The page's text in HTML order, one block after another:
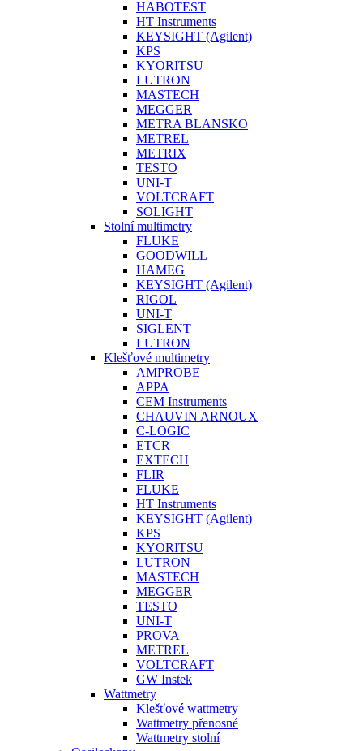
HABOTEST
HT Instruments
KEYSIGHT (Agilent)
KPS
KYORITSU
LUTRON
MASTECH
MEGGER
METRA BLANSKO
METREL
METRIX
TESTO
UNI-T
VOLTCRAFT
SOLIGHT
Stolní multimetry
FLUKE
GOODWILL
HAMEG
KEYSIGHT (Agilent)
RIGOL
UNI-T
SIGLENT
LUTRON
Klešťové multimetry
AMPROBE
APPA
CEM Instruments
CHAUVIN ARNOUX
C-LOGIC
ETCR
EXTECH
FLIR
FLUKE
HT Instruments
KEYSIGHT (Agilent)
KPS
KYORITSU
LUTRON
MASTECH
MEGGER
TESTO
UNI-T
PROVA
METREL
VOLTCRAFT
GW Instek
Wattmetry
Klešťové wattmetry
Wattmetry přenosné
Wattmetry stolní